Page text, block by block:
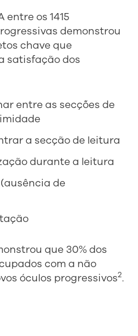
entre os 1415
demonstrou
chave que
satisfação dos
entre as secções de
a secção de leitura
durante a leitura
de
que 30% dos
com a não
óculos progressivos2.